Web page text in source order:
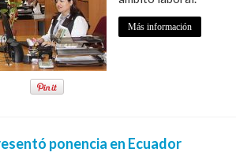
Más información
ponencia en Ecuador